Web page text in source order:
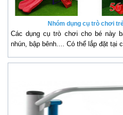
Nhóm dụng cụ trò chơi
Các dụng cụ trò chơi cho bé này
nhún, bập bênh.... Có thể lắp đặt tại